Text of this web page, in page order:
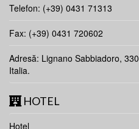
Telefon: (+39) 0431 71313
Fax: (+39) 0431 720602
Adresă: Lignano Sabbiadoro,
Italia.
HOTEL
Hotel